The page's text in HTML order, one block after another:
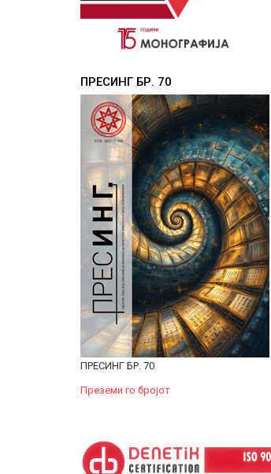
ПРЕСИНГ БР. 70
ПРЕСИНГ БР. 70
Преземи го бројот